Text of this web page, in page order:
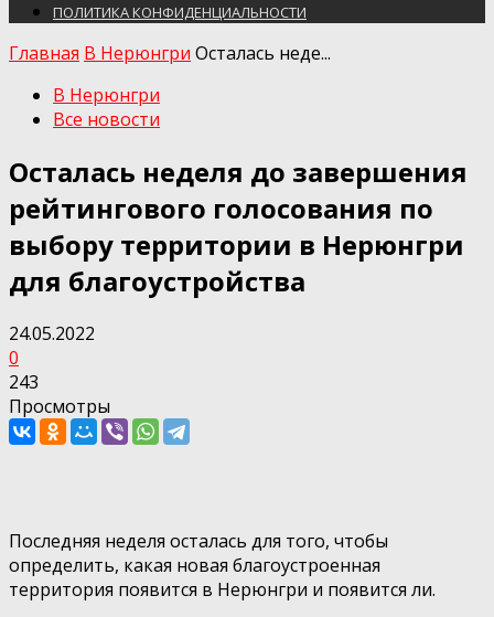
ПОЛИТИКА КОНФИДЕНЦИАЛЬНОСТИ
Главная В Нерюнгри Осталась неде...
В Нерюнгри
Все новости
Осталась неделя до завершения
рейтингового голосования по
выбору территории в Нерюнгри
для благоустройства
24.05.2022
0
243
Просмотры
Последняя неделя осталась для того, чтобы
определить, какая новая благоустроенная
территория появится в Нерюнгри и появится ли.